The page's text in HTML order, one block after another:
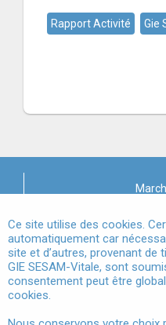
Rapport Activité Gie
Conditions
Données à
Ce site utilise des cookies.
automatiquement car
site et d’autres, provenant
GIE SESAM-Vitale, sont
consentement peut être
cookies.